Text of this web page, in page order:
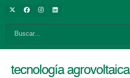
tecnología agrovoltaica